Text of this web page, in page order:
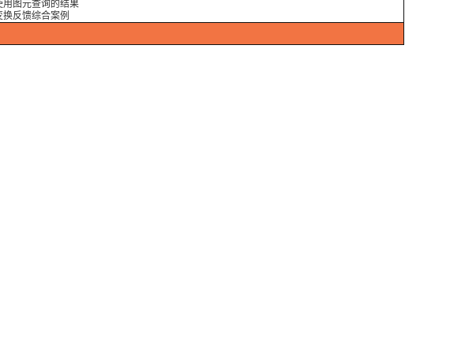
用图元查询的结果
换反馈综合案例